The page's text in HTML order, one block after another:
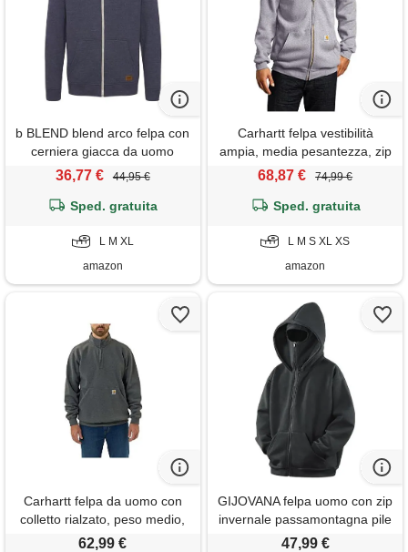
b BLEND blend arco felpa con
cerniera giacca da uomo
senza cappuccio con collo
(70230)
36,77 € 44,95 €
Sped. gratuita
L M XL
amazon
Carhartt felpa vestibilità
ampia, media pesantezza, zip
a tutta lunghezza, uomo,
68,87 € 74,99 €
Sped. gratuita
L M S XL XS
amazon
Carhartt felpa da uomo con
colletto rialzato, peso medio,
zip quadrata, vestibilità ampia,
62,99 €
GIJOVANA felpa uomo con zip
invernale passamontagna pile
giacca hip hop
47,99 €